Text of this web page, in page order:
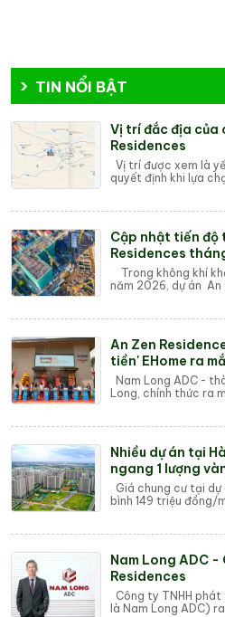
TIN NỔI BẬT
Vị trí đắc địa của
Residences
Vị trí được xem là
quyết định khi lựa
Cập nhật tiến độ
Residences
Trong không khí
năm 2026, dự án
An Zen
tiền' EHome ra
Nam Long ADC -
Long, chính thức ra
Nhiều dự án tại
ngang 1 lượng
Giá chung cư tại
bình 149 triệu đồng/
Nam Long ADC -
Residences
Công ty TNHH
là Nam Long ADC)